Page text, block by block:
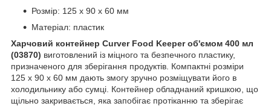
Розмір: 125 x 90 x 60 мм
Матеріал: пластик
Харчовий контейнер Curver Food Keeper об'ємом 400 мл
(03870) виготовлений із міцного та безпечного пластику,
призначеного для зберігання продуктів. Компактні розміри
125 x 90 x 60 мм дають змогу зручно розміщувати його в
холодильнику або сумці. Контейнер обладнаний кришкою, що
щільно закривається, яка запобігає протіканню та зберігає